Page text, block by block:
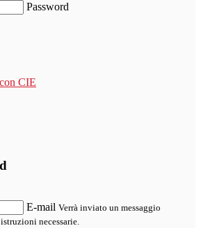
Password
CIE
E-mail Verrà inviato un messaggio
necessarie.